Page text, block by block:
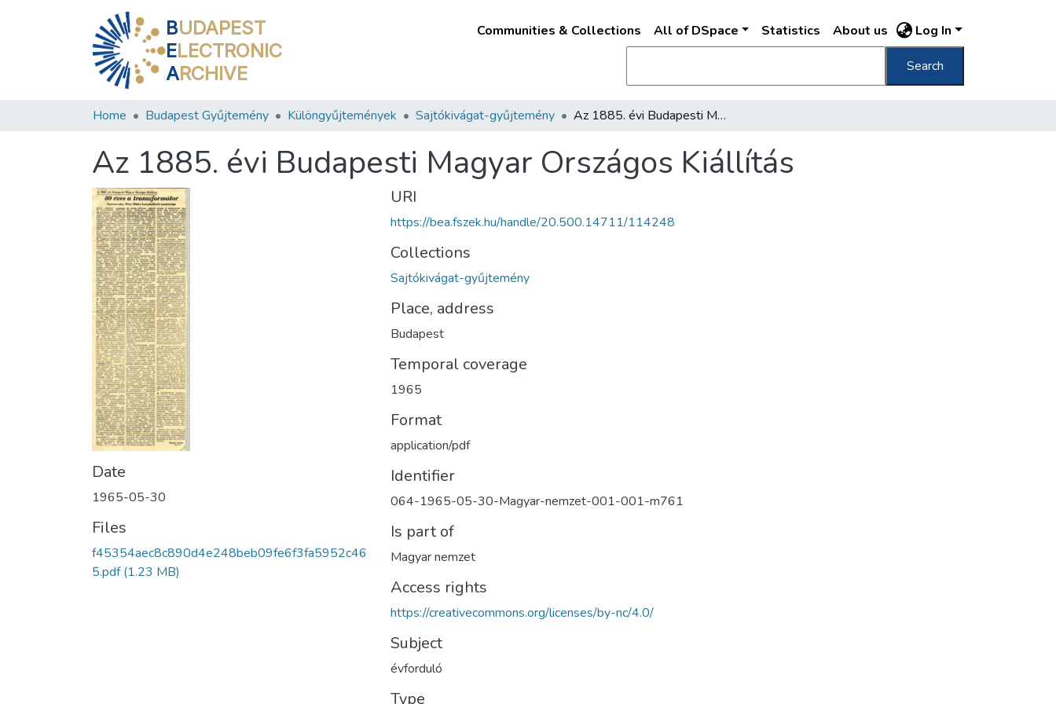
BUDAPEST
ELECTRONIC
ARCHIVE
Communities & Collections All of DSpace Statistics About us Log In
Search
Home Budapest Gyűjtemény Különgyűjtemények Sajtókivágat-gyűjtemény Az 1885. évi Budapesti Magyar Országos Kiállítás
Az 1885. évi Budapesti Magyar Országos Kiállítás
Date
1965-05-30
Files
f45354aec8c890d4e248beb09fe6f3fa5952c46
5.pdf(1.23 MB)
URI
https://bea.fszek.hu/handle/20.500.14711/114248
Collections
Sajtókivágat-gyűjtemény
Place, address
Budapest
Temporal coverage
1965
Format
application/pdf
Identifier
064-1965-05-30-Magyar-nemzet-001-001-m761
Is part of
Magyar nemzet
Access rights
https://creativecommons.org/licenses/by-nc/4.0/
Subject
évforduló
Type